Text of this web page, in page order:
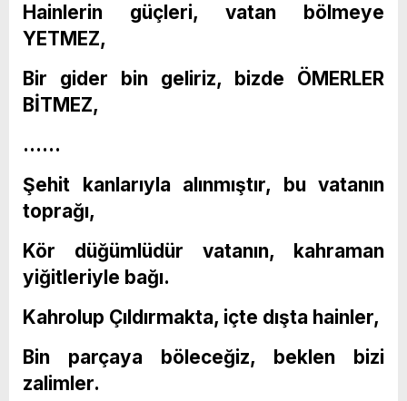
Hainlerin güçleri, vatan bölmeye
YETMEZ,
Bir gider bin geliriz, bizde ÖMERLER
BİTMEZ,
……
Şehit kanlarıyla alınmıştır, bu vatanın
toprağı,
Kör düğümlüdür vatanın, kahraman
yiğitleriyle bağı.
Kahrolup Çıldırmakta, içte dışta hainler,
Bin parçaya böleceğiz, beklen bizi
zalimler.